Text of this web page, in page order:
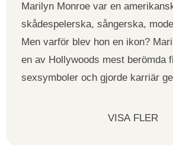
Marilyn Monroe var en
skådespelerska, sångerska,
Men varför blev hon en ikon?
en av Hollywoods mest berömda
sexsymboler och gjorde karriär
VISA FLER